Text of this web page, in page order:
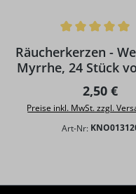
Räucherkerzen -
Myrrhe, 24 Stück
2,50 €
Preise inkl. MwSt. zzgl.
Art-Nr: